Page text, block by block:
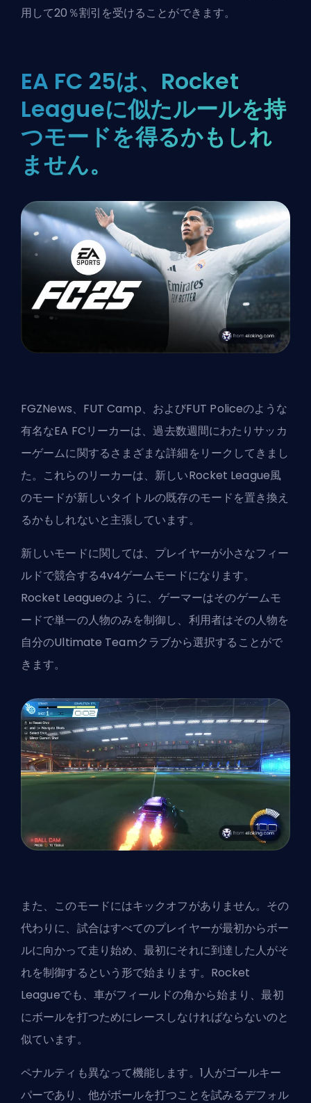
用して20％割引を受けることができます。
EA FC 25は、Rocket
Leagueに似たルールを持
つモードを得るかもしれ
ません。
FGZNews、FUT Camp、およびFUT Policeのような
有名なEA FCリーカーは、過去数週間にわたりサッカ
ーゲームに関するさまざまな詳細をリークしてきまし
た。これらのリーカーは、新しいRocket League風
のモードが新しいタイトルの既存のモードを置き換え
るかもしれないと主張しています。
新しいモードに関しては、プレイヤーが小さなフィー
ルドで競合する4v4ゲームモードになります。
Rocket Leagueのように、ゲーマーはそのゲームモ
ードで単一の人物のみを制御し、利用者はその人物を
自分のUltimate Teamクラブから選択することがで
きます。
また、このモードにはキックオフがありません。その
代わりに、試合はすべてのプレイヤーが最初からボー
ルに向かって走り始め、最初にそれに到達した人がそ
れを制御するという形で始まります。Rocket
Leagueでも、車がフィールドの角から始まり、最初
にボールを打つためにレースしなければならないのと
似ています。
ペナルティも異なって機能します。1人がゴールキー
パーであり、他がボールを打つことを試みるデフォル